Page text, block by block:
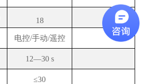
18
电控/手动/遥控
12—30 s
≤30